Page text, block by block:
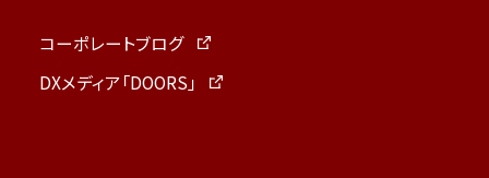
コーポレートブログ
DXメディア「DOORS」